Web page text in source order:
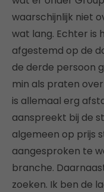
waarschijnlijk niet
wat lang. Echter is
afgestemd op de
de derde persoon
min als praten over
is allemaal erg
aanspreekt bij de
algemeen op prijs
aangesproken te
branche.
zoeken. Ik ben de